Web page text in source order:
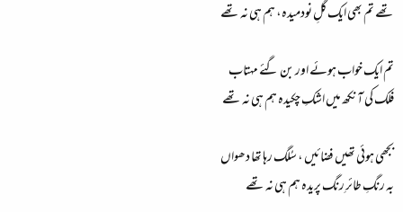
تھے تم بھی ایک گلِ نودمیدہ، ہم ہی نہ تھے
تم ایک خواب ہوئے اور بن گئے مہتاب
فلک کی آنکھ میں اشکِ چکیدہ ہم ہی نہ تھے
بجھی ہوئی تھیں فضائیں ، سُلگ رہا تھا دھواں
بہ رنگِ طائرِ رنگ پریدہ ہم ہی نہ تھے